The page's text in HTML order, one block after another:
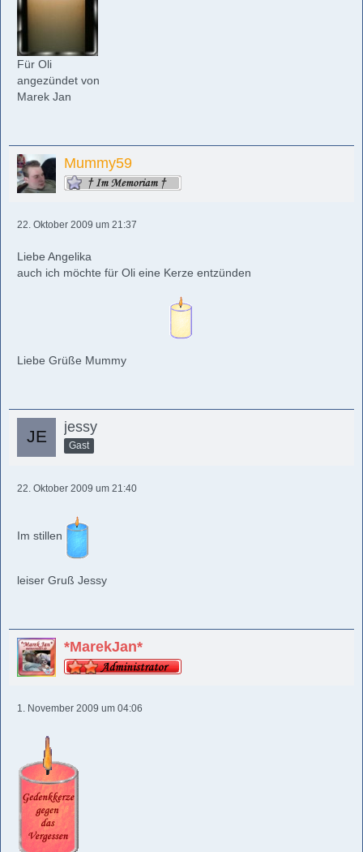
Für Oli
angezündet von
Marek Jan
Mummy59
22. Oktober 2009 um 21:37
Liebe Angelika
auch ich möchte für Oli eine Kerze entzünden
Liebe Grüße Mummy
jessy
Gast
22. Oktober 2009 um 21:40
Im stillen
leiser Gruß Jessy
*MarekJan*
1. November 2009 um 04:06